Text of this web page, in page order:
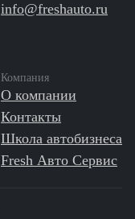
Компания
О компании
Контакты
Школа автобизнеса
Fresh Авто Сервис
info@freshauto.ru